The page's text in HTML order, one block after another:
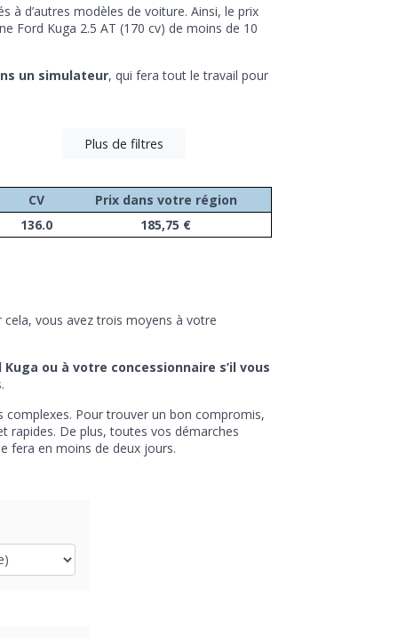
d’autres modèles de voiture. Ainsi, le prix
Ford Kuga 2.5 AT (170 cv) de moins de 10
un simulateur, qui fera tout le travail pour
Plus de filtres
CV
Prix dans votre région
136.0
185,75 €
vous avez trois moyens à votre
ou à votre concessionnaire s’il vous
Pour trouver un bon compromis,
rapides. De plus, toutes vos démarches
fera en moins de deux jours.